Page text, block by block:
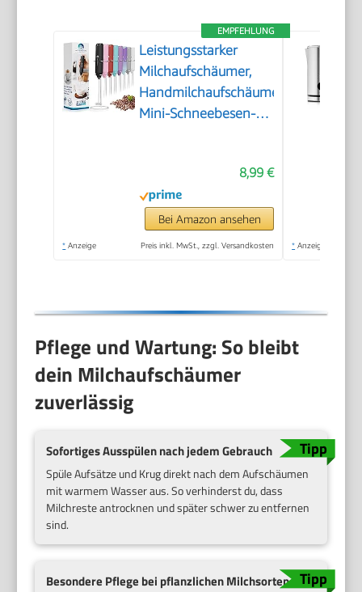
EMPFEHLUNG
Leistungsstarker
Milchaufschäumer,
Handmilchaufschäumer,
Mini-Schneebesen-
Latte, Matcha, heiße
Schokolade, mit
Ständer, Schwarz
8,99 €
Bei Amazon ansehen
* Anzeige Preis inkl. MwSt., zzgl. Versandkosten * Anzeige
Pflege und Wartung: So bleibt
dein Milchaufschäumer
zuverlässig
Sofortiges Ausspülen nach jedem Gebrauch
Spüle Aufsätze und Krug direkt nach dem Aufschäumen
mit warmem Wasser aus. So verhinderst du, dass
Milchreste antrocknen und später schwer zu entfernen
sind.
Besondere Pflege bei pflanzlichen Milchsorten